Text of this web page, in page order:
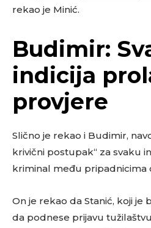
rekao je Minić.
Budimir:
indicija
provjere
Slično je rekao i Budimir,
krivični postupak“ za svaku
kriminal među pripadnicima
On je rekao da Stanić, koji je
da podnese prijavu